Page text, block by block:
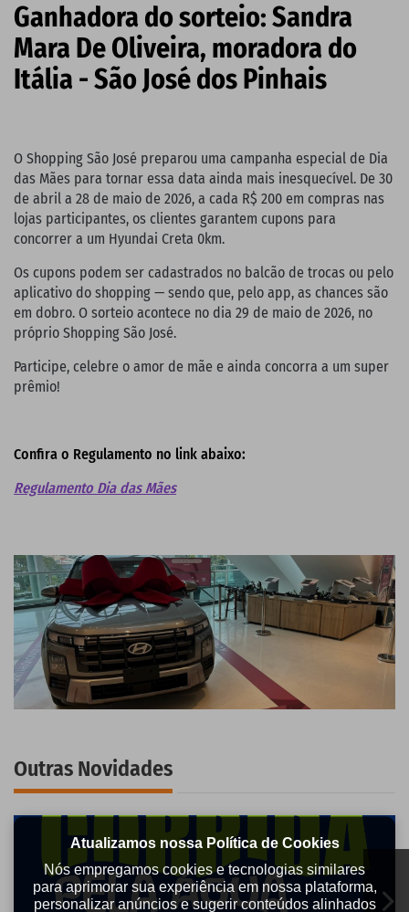
Ganhadora do sorteio: Sandra
Mara De Oliveira, moradora do
Itália - São José dos Pinhais
O Shopping São José preparou uma campanha especial de Dia
das Mães para tornar essa data ainda mais inesquecível. De 30
de abril a 28 de maio de 2026, a cada R$ 200 em compras nas
lojas participantes, os clientes garantem cupons para
concorrer a um Hyundai Creta 0km.
Os cupons podem ser cadastrados no balcão de trocas ou pelo
aplicativo do shopping — sendo que, pelo app, as chances são
em dobro. O sorteio acontece no dia 29 de maio de 2026, no
próprio Shopping São José.
Participe, celebre o amor de mãe e ainda concorra a um super
prêmio!
Confira o Regulamento no link abaixo:
Regulamento Dia das Mães
Outras Novidades
Atualizamos nossa Política de Cookies
Nós empregamos cookies e tecnologias similares
para aprimorar sua experiência em nossa plataforma,
personalizar anúncios e sugerir conteúdos alinhados